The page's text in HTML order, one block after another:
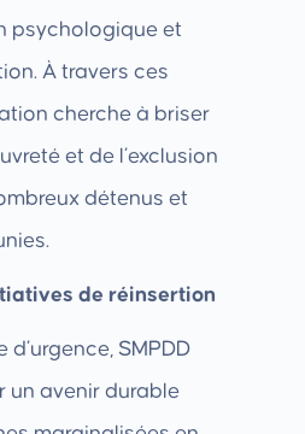
psychologique et
À travers ces
cherche à briser
et de l’exclusion
détenus et
de réinsertion
d’urgence, SMPDD
un avenir durable